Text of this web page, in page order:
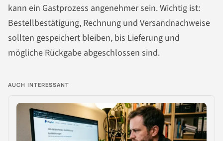
kann ein Gastprozess angenehmer sein. Wichtig ist:
Bestellbestätigung, Rechnung und Versandnachweise
sollten gespeichert bleiben, bis Lieferung und
mögliche Rückgabe abgeschlossen sind.
AUCH INTERESSANT